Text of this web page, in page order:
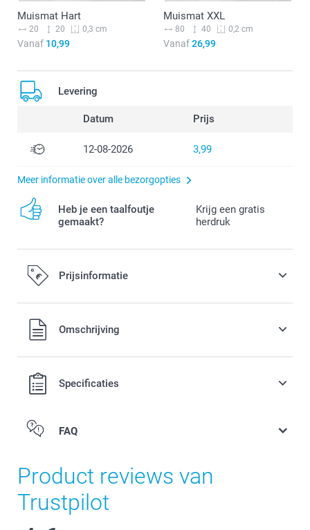
Muismat Hart
20 20 0,3 cm
Vanaf 10,99
Muismat XXL
80 40 0,2 cm
Vanaf26,99
Levering
Datum Prijs
12-08-2026 3,99
Meer informatie over alle bezorgopties
Heb je een taalfoutje
gemaakt?
Krijg een gratis
herdruk
Prijsinformatie
Alle prijzen zijn in EURO (€) inclusief BTW en exclusief
verzendkosten.Omschrijving
Specificaties
FAQ
Product reviews van
Trustpilot